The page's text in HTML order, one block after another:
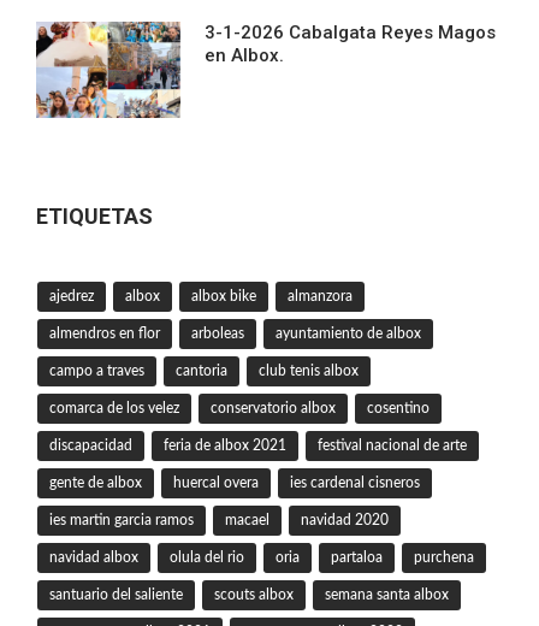
3-1-2026 Cabalgata Reyes Magos
en Albox.
ETIQUETAS
ajedrez albox albox bike almanzora
almendros en flor arboleas ayuntamiento de albox
campo a traves cantoria club tenis albox
comarca de los velez conservatorio albox cosentino
discapacidad feria de albox 2021 festival nacional de arte
gente de albox huercal overa ies cardenal cisneros
ies martin garcia ramos macael navidad 2020
navidad albox olula del rio oria partaloa purchena
santuario del saliente scouts albox semana santa albox